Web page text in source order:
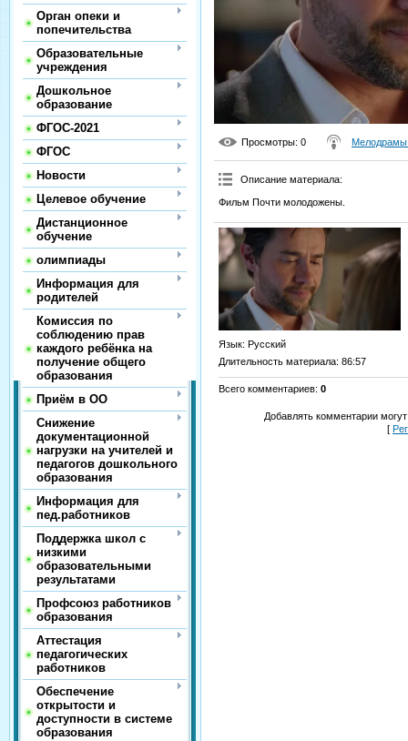
Орган опеки и
попечительства
Образовательные
учреждения
Дошкольное
образование
ФГОС-2021
ФГОС
Новости
Целевое обучение
Дистанционное
обучение
олимпиады
Информация для
родителей
Комиссия по
соблюдению прав
каждого ребёнка на
получение общего
образования
Приём в ОО
Снижение
документационной
нагрузки на учителей и
педагогов дошкольного
образования
Информация для
пед.работников
Поддержка школ с
низкими
образовательными
результатами
Профсоюз работников
образования
Аттестация
педагогических
работников
Обеспечение
открытости и
доступности в системе
образования
Просмотры: 0
Описание материала:
Фильм Почти молодожены.
Язык: Русский
Длительность материала: 86:57
Всего комментариев: 0
Добавлять комментарии
[